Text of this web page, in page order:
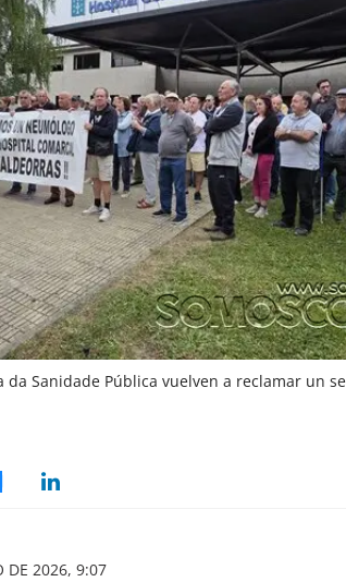
da Sanidade Pública vuelven a reclamar un
DE 2026, 9:07